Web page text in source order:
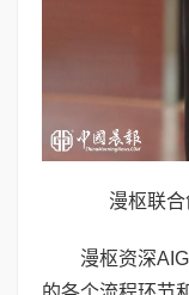
漫枢联
漫枢资深